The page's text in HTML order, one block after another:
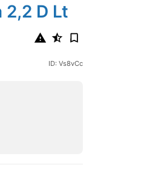
2,2 D Lt
ID: Vs8vCc